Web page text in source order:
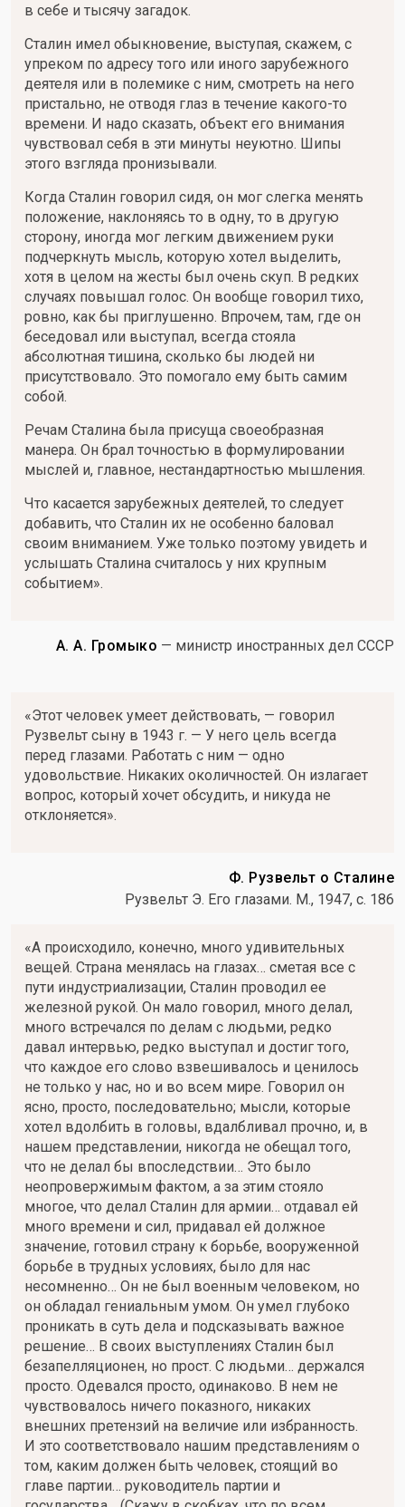
в себе и тысячу загадок.
Сталин имел обыкновение, выступая, скажем, с
упреком по адресу того или иного зарубежного
деятеля или в полемике с ним, смотреть на него
пристально, не отводя глаз в течение какого-то
времени. И надо сказать, объект его внимания
чувствовал себя в эти минуты неуютно. Шипы
этого взгляда пронизывали.
Когда Сталин говорил сидя, он мог слегка менять
положение, наклоняясь то в одну, то в другую
сторону, иногда мог легким движением руки
подчеркнуть мысль, которую хотел выделить,
хотя в целом на жесты был очень скуп. В редких
случаях повышал голос. Он вообще говорил тихо,
ровно, как бы приглушенно. Впрочем, там, где он
беседовал или выступал, всегда стояла
абсолютная тишина, сколько бы людей ни
присутствовало. Это помогало ему быть самим
собой.
Речам Сталина была присуща своеобразная
манера. Он брал точностью в формулировании
мыслей и, главное, нестандартностью мышления.
Что касается зарубежных деятелей, то следует
добавить, что Сталин их не особенно баловал
своим вниманием. Уже только поэтому увидеть и
услышать Сталина считалось у них крупным
событием».
А. А. Громыко — министр иностранных дел СССР
«Этот человек умеет действовать, — говорил
Рузвельт сыну в 1943 г. — У него цель всегда
перед глазами. Работать с ним — одно
удовольствие. Никаких околичностей. Он излагает
вопрос, который хочет обсудить, и никуда не
отклоняется».
Ф. Рузвельт о Сталине
Рузвельт Э. Его глазами. М., 1947, с. 186
«А происходило, конечно, много удивительных
вещей. Страна менялась на глазах… сметая все с
пути индустриализации, Сталин проводил ее
железной рукой. Он мало говорил, много делал,
много встречался по делам с людьми, редко
давал интервью, редко выступал и достиг того,
что каждое его слово взвешивалось и ценилось
не только у нас, но и во всем мире. Говорил он
ясно, просто, последовательно; мысли, которые
хотел вдолбить в головы, вдалбливал прочно, и, в
нашем представлении, никогда не обещал того,
что не делал бы впоследствии… Это было
неопровержимым фактом, а за этим стояло
многое, что делал Сталин для армии… отдавал ей
много времени и сил, придавал ей должное
значение, готовил страну к борьбе, вооруженной
борьбе в трудных условиях, было для нас
несомненно… Он не был военным человеком, но
он обладал гениальным умом. Он умел глубоко
проникать в суть дела и подсказывать важное
решение… В своих выступлениях Сталин был
безапелляционен, но прост. С людьми… держался
просто. Одевался просто, одинаково. В нем не
чувствовалось ничего показного, никаких
внешних претензий на величие или избранность.
И это соответствовало нашим представлениям о
том, каким должен быть человек, стоящий во
главе партии… руководитель партии и